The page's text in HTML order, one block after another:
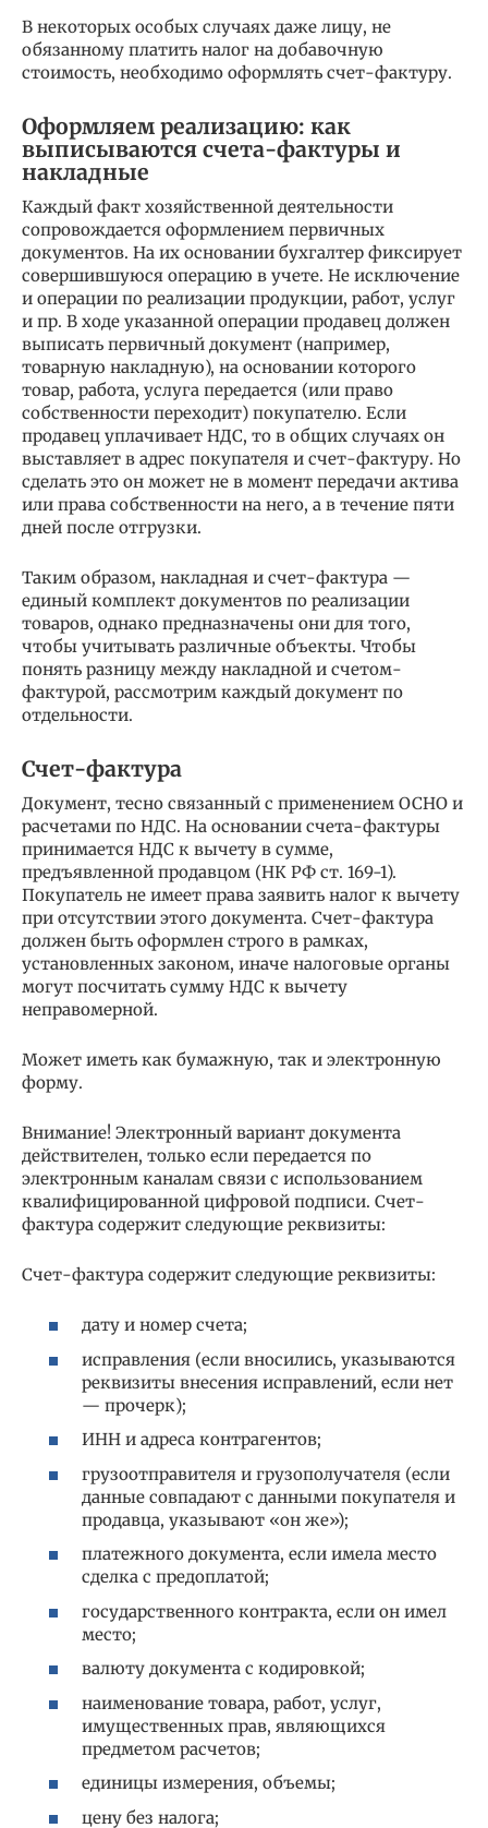
В некоторых особых случаях даже лицу, не
обязанному платить налог на добавочную
стоимость, необходимо оформлять счет-фактуру.
Оформляем реализацию: как
выписываются счета-фактуры и
накладные
Каждый факт хозяйственной деятельности
сопровождается оформлением первичных
документов. На их основании бухгалтер фиксирует
совершившуюся операцию в учете. Не исключение
и операции по реализации продукции, работ, услуг
и пр. В ходе указанной операции продавец должен
выписать первичный документ (например,
товарную накладную), на основании которого
товар, работа, услуга передается (или право
собственности переходит) покупателю. Если
продавец уплачивает НДС, то в общих случаях он
выставляет в адрес покупателя и счет-фактуру. Но
сделать это он может не в момент передачи актива
или права собственности на него, а в течение пяти
дней после отгрузки.
Таким образом, накладная и счет-фактура —
единый комплект документов по реализации
товаров, однако предназначены они для того,
чтобы учитывать различные объекты. Чтобы
понять разницу между накладной и счетом-
фактурой, рассмотрим каждый документ по
отдельности.
Счет-фактура
Документ, тесно связанный с применением ОСНО и
расчетами по НДС. На основании счета-фактуры
принимается НДС к вычету в сумме,
предъявленной продавцом (НК РФ ст. 169-1).
Покупатель не имеет права заявить налог к вычету
при отсутствии этого документа. Счет-фактура
должен быть оформлен строго в рамках,
установленных законом, иначе налоговые органы
могут посчитать сумму НДС к вычету
неправомерной.
Может иметь как бумажную, так и электронную
форму.
Внимание! Электронный вариант документа
действителен, только если передается по
электронным каналам связи с использованием
квалифицированной цифровой подписи. Счет-
фактура содержит следующие реквизиты:
Счет-фактура содержит следующие реквизиты:
дату и номер счета;
исправления (если вносились, указываются
реквизиты внесения исправлений, если нет
— прочерк);
ИНН и адреса контрагентов;
грузоотправителя и грузополучателя (если
данные совпадают с данными покупателя и
продавца, указывают «он же»);
платежного документа, если имела место
сделка с предоплатой;
государственного контракта, если он имел
место;
валюту документа с кодировкой;
наименование товара, работ, услуг,
имущественных прав, являющихся
предметом расчетов;
единицы измерения, объемы;
цену без налога;